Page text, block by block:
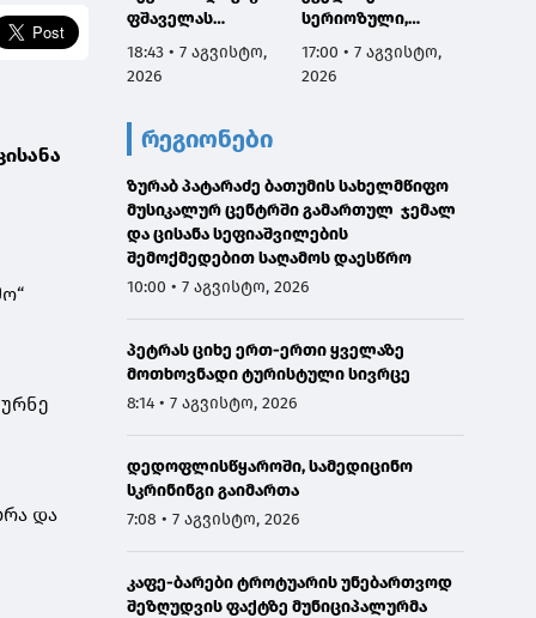
და
ფშაველას
გამზირების
კვეთიდან ჟვანიას
მოძრაობა
დროებით
შეიზღუდება
18:43 • 7 აგვისტო,
2026
სერიოზული,
ოფიციალური
განცხადება ჩემგან
დამეხმარეთ
გაზიარებაში"
17:00 • 7 აგვისტო,
2026
რეგიონები
ზურაბ პატარაძე ბათუმის სახელმწიფო
მუსიკალურ ცენტრში გამართულ ჯემალ
და ცისანა სეფიაშვილების
შემოქმედებით საღამოს დაესწრო
10:00 • 7 აგვისტო, 2026
პეტრას ციხე ერთ-ერთი ყველაზე
მოთხოვნადი ტურისტული სივრცე
8:14 • 7 აგვისტო, 2026
დედოფლისწყაროში, სამედიცინო
სკრინინგი გაიმართა
7:08 • 7 აგვისტო, 2026
კაფე-ბარები ტროტუარის უნებართვოდ
შეზღუდვის ფაქტზე მუნიციპალურმა